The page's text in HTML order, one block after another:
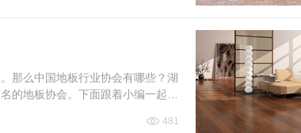
那么中国地板行业协会有哪些？湖
的地板协会。下面跟着小编一起来
481